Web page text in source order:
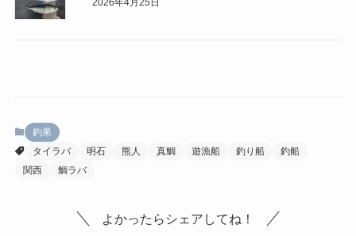
2026年4月25日
釣果
タイラバ
明石 熊人 真鯛 遊漁船 釣り船
釣船
関西
鯛ラバ
よかったらシェアしてね！